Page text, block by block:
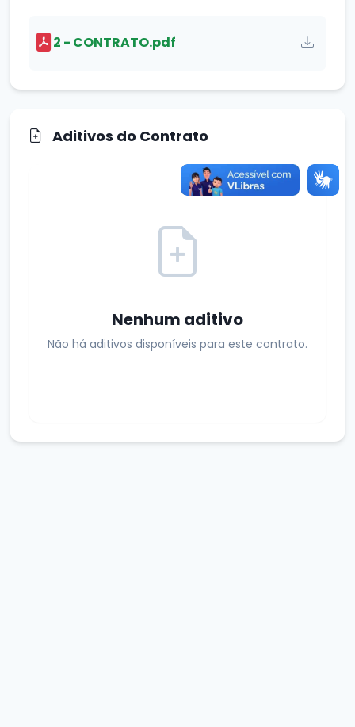
2 - CONTRATO.pdf
Aditivos do Contrato
Nenhum aditivo
Não há aditivos disponíveis para este contrato.